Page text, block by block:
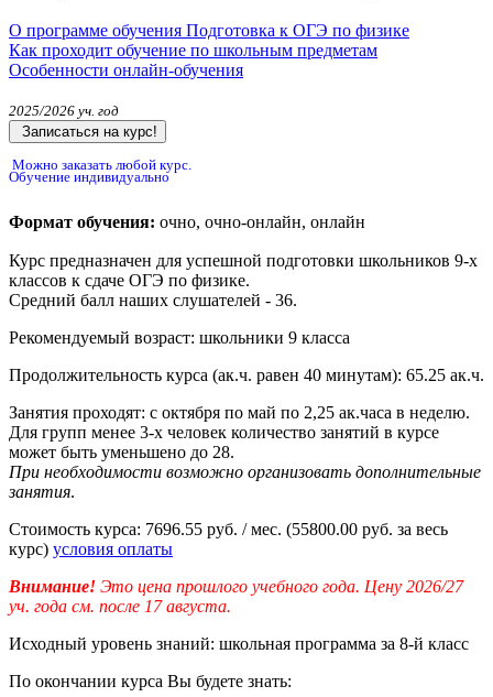
О программе обучения Подготовка к ОГЭ по физике
Как проходит обучение по школьным предметам
Особенности онлайн-обучения
2025/2026 уч. год
Записаться на курс!
Можно заказать любой курс.
Обучение индивидуально
Формат обучения: очно, очно-онлайн, онлайн
Курс предназначен для успешной подготовки школьников 9-х
классов к сдаче ОГЭ по физике.
Средний балл наших слушателей - 36.
Рекомендуемый возраст: школьники 9 класса
Продолжительность курса (ак.ч. равен 40 минутам): 65.25 ак.ч.
Занятия проходят: с октября по май по 2,25 ак.часа в неделю.
Для групп менее 3-х человек количество занятий в курсе
может быть уменьшено до 28.
При необходимости возможно организовать дополнительные
занятия.
Стоимость курса: 7696.55 руб. / мес. (55800.00 руб. за весь
курс) условия оплаты
Внимание! Это цена прошлого учебного года. Цену 2026/27
уч. года см. после 17 августа.
Исходный уровень знаний: школьная программа за 8-й класс
По окончании курса Вы будете знать: